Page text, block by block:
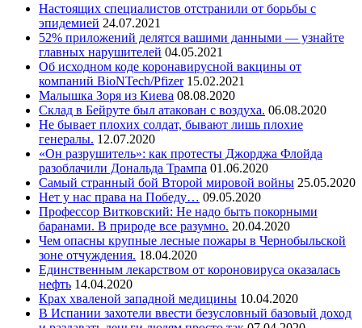
Настоящих специалистов отстранили от борьбы с
эпидемией 24.07.2021
52% приложений делятся вашими данными — узнайте
главных нарушителей 04.05.2021
Об исходном коде коронавирусной вакцины от
компаний BioNTech/Pfizer 15.02.2021
Малышка Зоря из Киева 08.08.2020
Склад в Бейруте был атакован с воздуха. 06.08.2020
Не бывает плохих солдат, бывают лишь плохие
генералы. 12.07.2020
«Он разрушитель»: как протесты Джорджа Флойда
разоблачили Дональда Трампа 01.06.2020
Самый странный бой Второй мировой войны 25.05.2020
Нет у нас права на Победу… 09.05.2020
Профессор Витковский: Не надо быть покорными
баранами. В природе все разумно. 20.04.2020
Чем опасны крупные лесные пожары в Чернобыльской
зоне отчуждения. 18.04.2020
Единственным лекарством от короновируса оказалась
нефть 14.04.2020
Крах хваленой западной медицины 10.04.2020
В Испании захотели ввести безусловный базовый доход